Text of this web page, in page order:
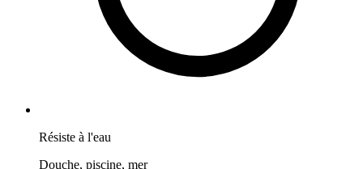
Résiste à l'eau
Douche, piscine, mer